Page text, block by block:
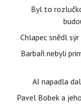
Byl to
Chlapec snědl
Barbaři nebyli
AI napadla
Pavel Bobek a